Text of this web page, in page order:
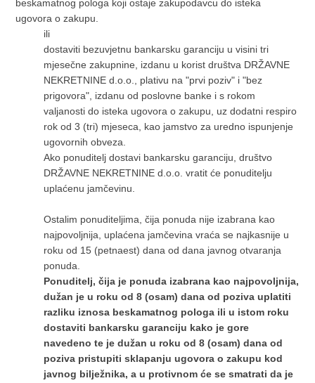
beskamatnog pologa koji ostaje zakupodavcu do isteka
ugovora o zakupu.
ili
dostaviti bezuvjetnu bankarsku garanciju u visini tri
mjesečne zakupnine, izdanu u korist društva DRŽAVNE
NEKRETNINE d.o.o., plativu na "prvi poziv" i "bez
prigovora", izdanu od poslovne banke i s rokom
valjanosti do isteka ugovora o zakupu, uz dodatni respiro
rok od 3 (tri) mjeseca, kao jamstvo za uredno ispunjenje
ugovornih obveza.
Ako ponuditelj dostavi bankarsku garanciju, društvo
DRŽAVNE NEKRETNINE d.o.o. vratit će ponuditelju
uplaćenu jamčevinu.
Ostalim ponuditeljima, čija ponuda nije izabrana kao
najpovoljnija, uplaćena jamčevina vraća se najkasnije u
roku od 15 (petnaest) dana od dana javnog otvaranja
ponuda.
Ponuditelj, čija je ponuda izabrana kao najpovoljnija,
dužan je u roku od 8 (osam) dana od poziva uplatiti
razliku iznosa beskamatnog pologa ili u istom roku
dostaviti bankarsku garanciju kako je gore
navedeno te je dužan u roku od 8 (osam) dana od
poziva pristupiti sklapanju ugovora o zakupu kod
javnog bilježnika, a u protivnom će se smatrati da je